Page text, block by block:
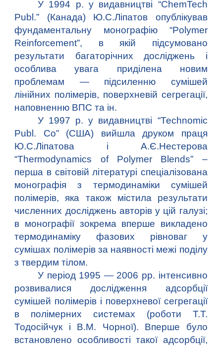
У 1994 р. у видавництві “ChemTech
Publ.” (Канада) Ю.С.Ліпатов опублікував
фундаментальну монографію “Polymer
Reinforcement”, в якій підсумовано
результати багаторічних досліджень і
особлива увага приділена новим
проблемам — підсиленню сумішей
лінійних полімерів, поверхневій сегрегації,
наповненню ВПС та ін.
У 1997 р. у видавництві “Теchnomic
Publ. Co” (США) вийшла друком праця
Ю.С.Ліпатова і А.Є.Нестерова
“Thermodynamics of Polymer Blends” –
перша в світовій літературі спеціалізована
монографія з термодинаміки сумішей
полімерів, яка також містила результати
численних досліджень авторів у цій галузі;
в монографії зокрема вперше викладено
термодинаміку фазових рівноваг у
сумішах полімерів за наявності межі поділу
з твердим тілом.
У період 1995 — 2006 рр. інтенсивно
розвивалися дослідження адсорбції
сумішей полімерів і поверхневої сегрегації
в полімерних системах (роботи Т.Т.
Тодосійчук і В.М. Чорної). Вперше було
встановлено особливості такої адсорбції,